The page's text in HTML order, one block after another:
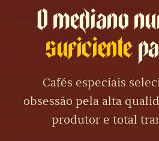
O mediano
suficiente
Cafés especiais
obsessão pela alta
produtor e total